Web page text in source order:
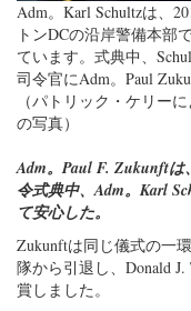
Adm。Karl Schultzは、
トンDCの沿岸警備本部
ています。式典中、
司令官にAdm。Paul
（パトリック・ケリー
の写真）
Adm。Paul F. Zukunft
令式典中、Adm。Karl
て安心した。
Zukunftは同じ儀式の一
隊から引退し、Donald
賞しました。